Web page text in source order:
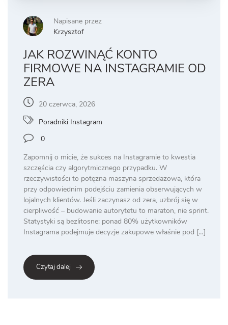
Napisane przez
Krzysztof
JAK ROZWINĄĆ KONTO
FIRMOWE NA INSTAGRAMIE OD
ZERA
20 czerwca, 2026
Poradniki Instagram
0
Zapomnij o micie, że sukces na Instagramie to kwestia
szczęścia czy algorytmicznego przypadku. W
rzeczywistości to potężna maszyna sprzedażowa, która
przy odpowiednim podejściu zamienia obserwujących w
lojalnych klientów. Jeśli zaczynasz od zera, uzbrój się w
cierpliwość – budowanie autorytetu to maraton, nie sprint.
Statystyki są bezlitosne: ponad 80% użytkowników
Instagrama podejmuje decyzje zakupowe właśnie pod […]
Czytaj dalej